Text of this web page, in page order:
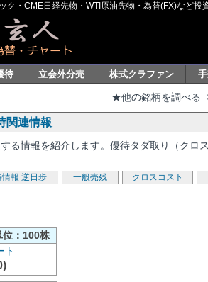
ク・CME日経先物・WTI原油先物・為替(FX)など
待 立会外分売 株式クラファン
★他の銘柄を調べる
関連情報
る情報を紹介します。優待タダ取り（クロ
情報 逆日歩 一般売残 クロスコスト
位：100株